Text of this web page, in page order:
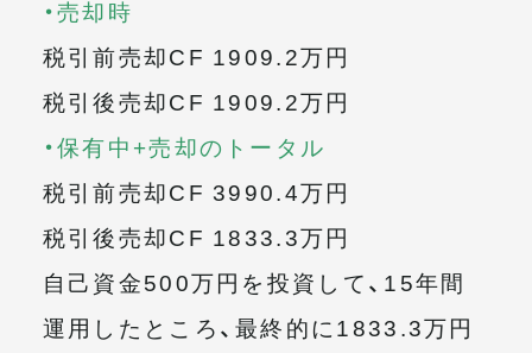
・売却時
税引前売却CF 1909.2万円
税引後売却CF 1909.2万円
・保有中+売却のトータル
税引前売却CF 3990.4万円
税引後売却CF 1833.3万円
自己資金500万円を投資して、15年間
運用したところ、最終的に1833.3万円